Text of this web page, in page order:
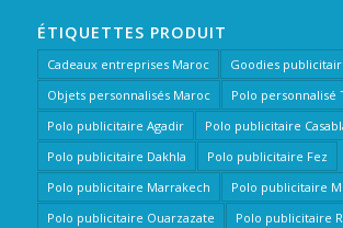
ÉTIQUETTES PRODUIT
Cadeaux entreprises Maroc
Goodies
Objets personnalisés Maroc
Polo personnalisé
Polo publicitaire Agadir
Polo publicitaire
Polo publicitaire Dakhla
Polo publicitaire Fez
Polo publicitaire Marrakech
Polo publicitaire
Polo publicitaire Ouarzazate
Polo publicitaire